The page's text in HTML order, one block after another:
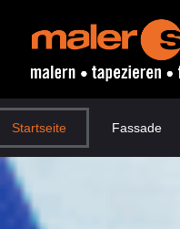
Startseite Fassade